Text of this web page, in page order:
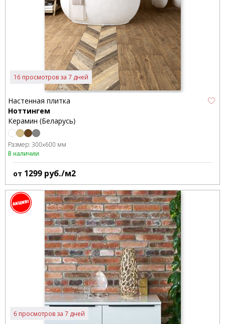
16 просмотров за 7 дней
Настенная плитка
Ноттингем
Керамин (Беларусь)
Размер: 300x600 мм
В наличии
от 1299 руб./м2
6 просмотров за 7 дней